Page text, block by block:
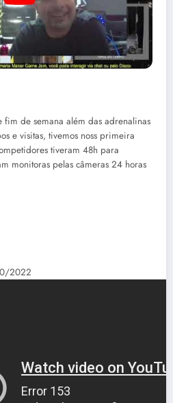
de semana além das adrenalinas
e visitas, tivemos noss primeira
tiveram 48h para
monitoras pelas câmeras 24 horas
2022